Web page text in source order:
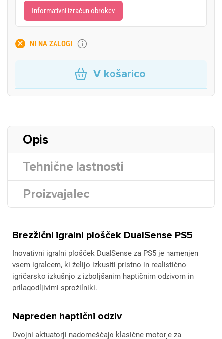
Informativni izračun obrokov
NI NA ZALOGI
V košarico
Opis
Tehnične lastnosti
Proizvajalec
Brezžični igralni plošček DualSense PS5
Inovativni igralni plošček DualSense za PS5 je namenjen
vsem igralcem, ki želijo izkusiti pristno in realistično
igričarsko izkušnjo z izboljšanim haptičnim odzivom in
prilagodljivimi sprožilniki.
Napreden haptični odziv
Dvojni aktuatorji nadomeščajo klasične motorje za